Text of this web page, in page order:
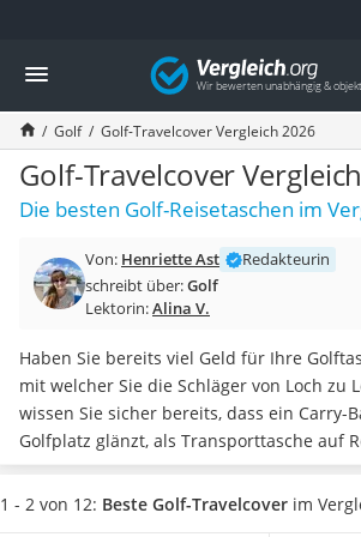
Die beliebtesten Vergleiche nach Kategorie
Freizeit & Sport
Gartentrampolin
Trampolin
Metalldetektor
Eufab-Fahrradträger
Trampolin 366 cm
Aluminium-Koffer
Futterboot
E-Bike-Dreirad
Trekkingschuhe Herren
Reisetasche mit Rollen
Klimmzugstation
Koffer
Nachtsichtgerät
Vergleich
Golf Golf-Travelcover Vergleich 2026
Golf-Travelcover
Die besten Golf-Reisetaschen im
Von: Henriette Ast
Redakteurin
schreibt über:Golf
Lektorin:Alina V.
Haben Sie bereits viel Geld für Ihre
mit welcher Sie die Schläger von Loch zu
wissen Sie sicher bereits, dass ein Carry-
Golfplatz glänzt, als Transporttasche auf
begrenzt geeignet ist. Ein Golf-
diesen gepolsterten Taschen findet Ihre
1 - 2 von 12: Beste Golf-Travelcover im